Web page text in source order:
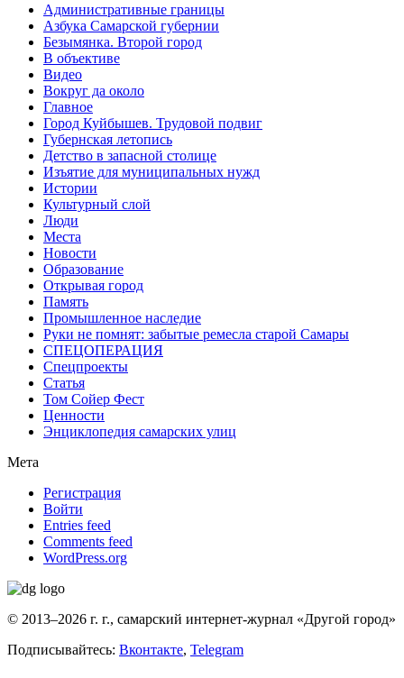
Административные границы
Азбука Самарской губернии
Безымянка. Второй город
В объективе
Видео
Вокруг да около
Главное
Город Куйбышев. Трудовой подвиг
Губернская летопись
Детство в запасной столице
Изъятие для муниципальных нужд
Истории
Культурный слой
Люди
Места
Новости
Образование
Открывая город
Память
Промышленное наследие
Руки не помнят: забытые ремесла старой Самары
СПЕЦОПЕРАЦИЯ
Спецпроекты
Статья
Том Сойер Фест
Ценности
Энциклопедия самарских улиц
Мета
Регистрация
Войти
Entries feed
Comments feed
WordPress.org
© 2013–2026 г. г., самарский интернет-журнал «Другой город»
Подписывайтесь: Вконтакте, Telegram